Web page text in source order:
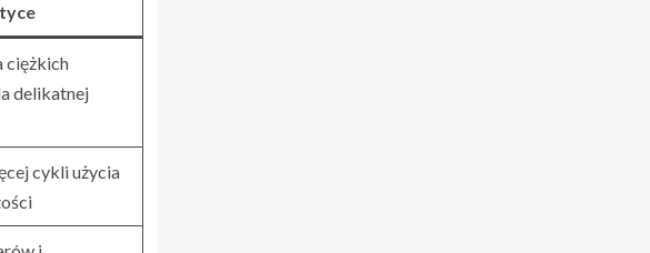
ciężkich
delikatnej
cykli użycia